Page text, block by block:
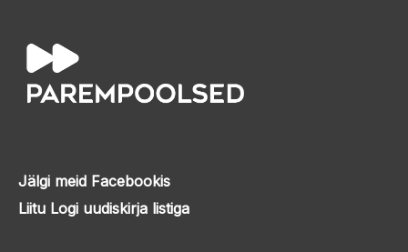
Jälgi meid Facebookis
Liitu Logi uudiskirja listiga